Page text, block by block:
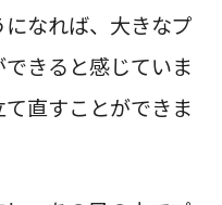
なれば、大きなプ
きると感じていま
直すことができま